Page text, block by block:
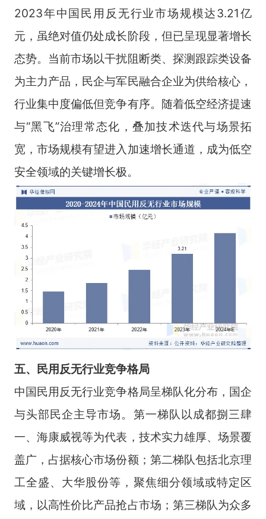
2023年中国民用反无行业市场规模达3.21亿
元，虽绝对值仍处成长阶段，但已呈现显著增长
态势。当前市场以干扰阻断类、探测跟踪类设备
为主力产品，民企与军民融合企业为供给核心，
行业集中度偏低但竞争有序。随着低空经济提速
与“黑飞”治理常态化，叠加技术迭代与场景拓
宽，市场规模有望进入加速增长通道，成为低空
安全领域的关键增长极。
五、民用反无行业竞争格局
中国民用反无行业竞争格局呈梯队化分布，国企
与头部民企主导市场。第一梯队以成都捌三肆
一、海康威视等为代表，技术实力雄厚、场景覆
盖广，占据核心市场份额；第二梯队包括北京理
工全盛、大华股份等，聚焦细分领域或特定区
域，以高性价比产品抢占市场；第三梯队为众多